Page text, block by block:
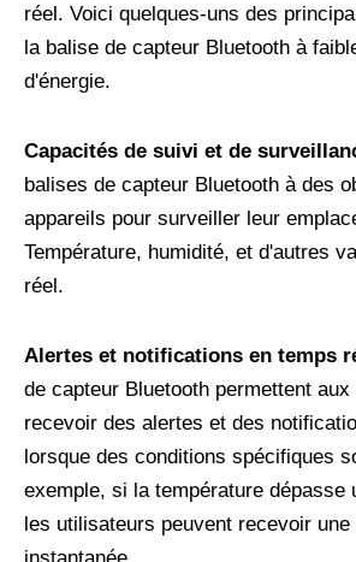
réel. Voici quelques-uns des
la balise de capteur Bluetooth à
d'énergie.
Capacités de suivi et de
balises de capteur Bluetooth à des
appareils pour surveiller leur
Température, humidité, et d'autres
réel.
Alertes et notifications en temps
de capteur Bluetooth permettent
recevoir des alertes et des
lorsque des conditions spécifiques
exemple, si la température dépasse
les utilisateurs peuvent recevoir
instantanée.